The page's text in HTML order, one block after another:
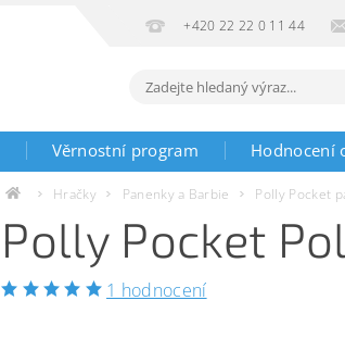
+420 22 22 0 11 44
Věrnostní program Hodnocení
Hračky Panenky a Barbie Polly Pocket
Polly Pocket
1 hodnocení